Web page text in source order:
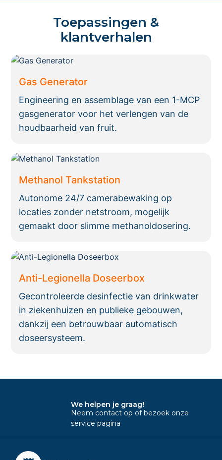
Toepassingen &
klantverhalen
Gas Generator
Engineering en assemblage van een 1-MCP
gasgenerator voor het verlengen van de
houdbaarheid van fruit.
Methanol Tankstation
Autonome 24/7 camerabewaking op
locaties zonder netstroom, mogelijk
gemaakt door slimme methanoldosering.
Anti-Legionella Doseerbox
Gecontroleerde desinfectie van drinkwater
in ziekenhuizen en publieke gebouwen,
dankzij een betrouwbaar automatisch
doseersysteem.
We helpen je graag!
Neem contact op of bezoek onze
service pagina